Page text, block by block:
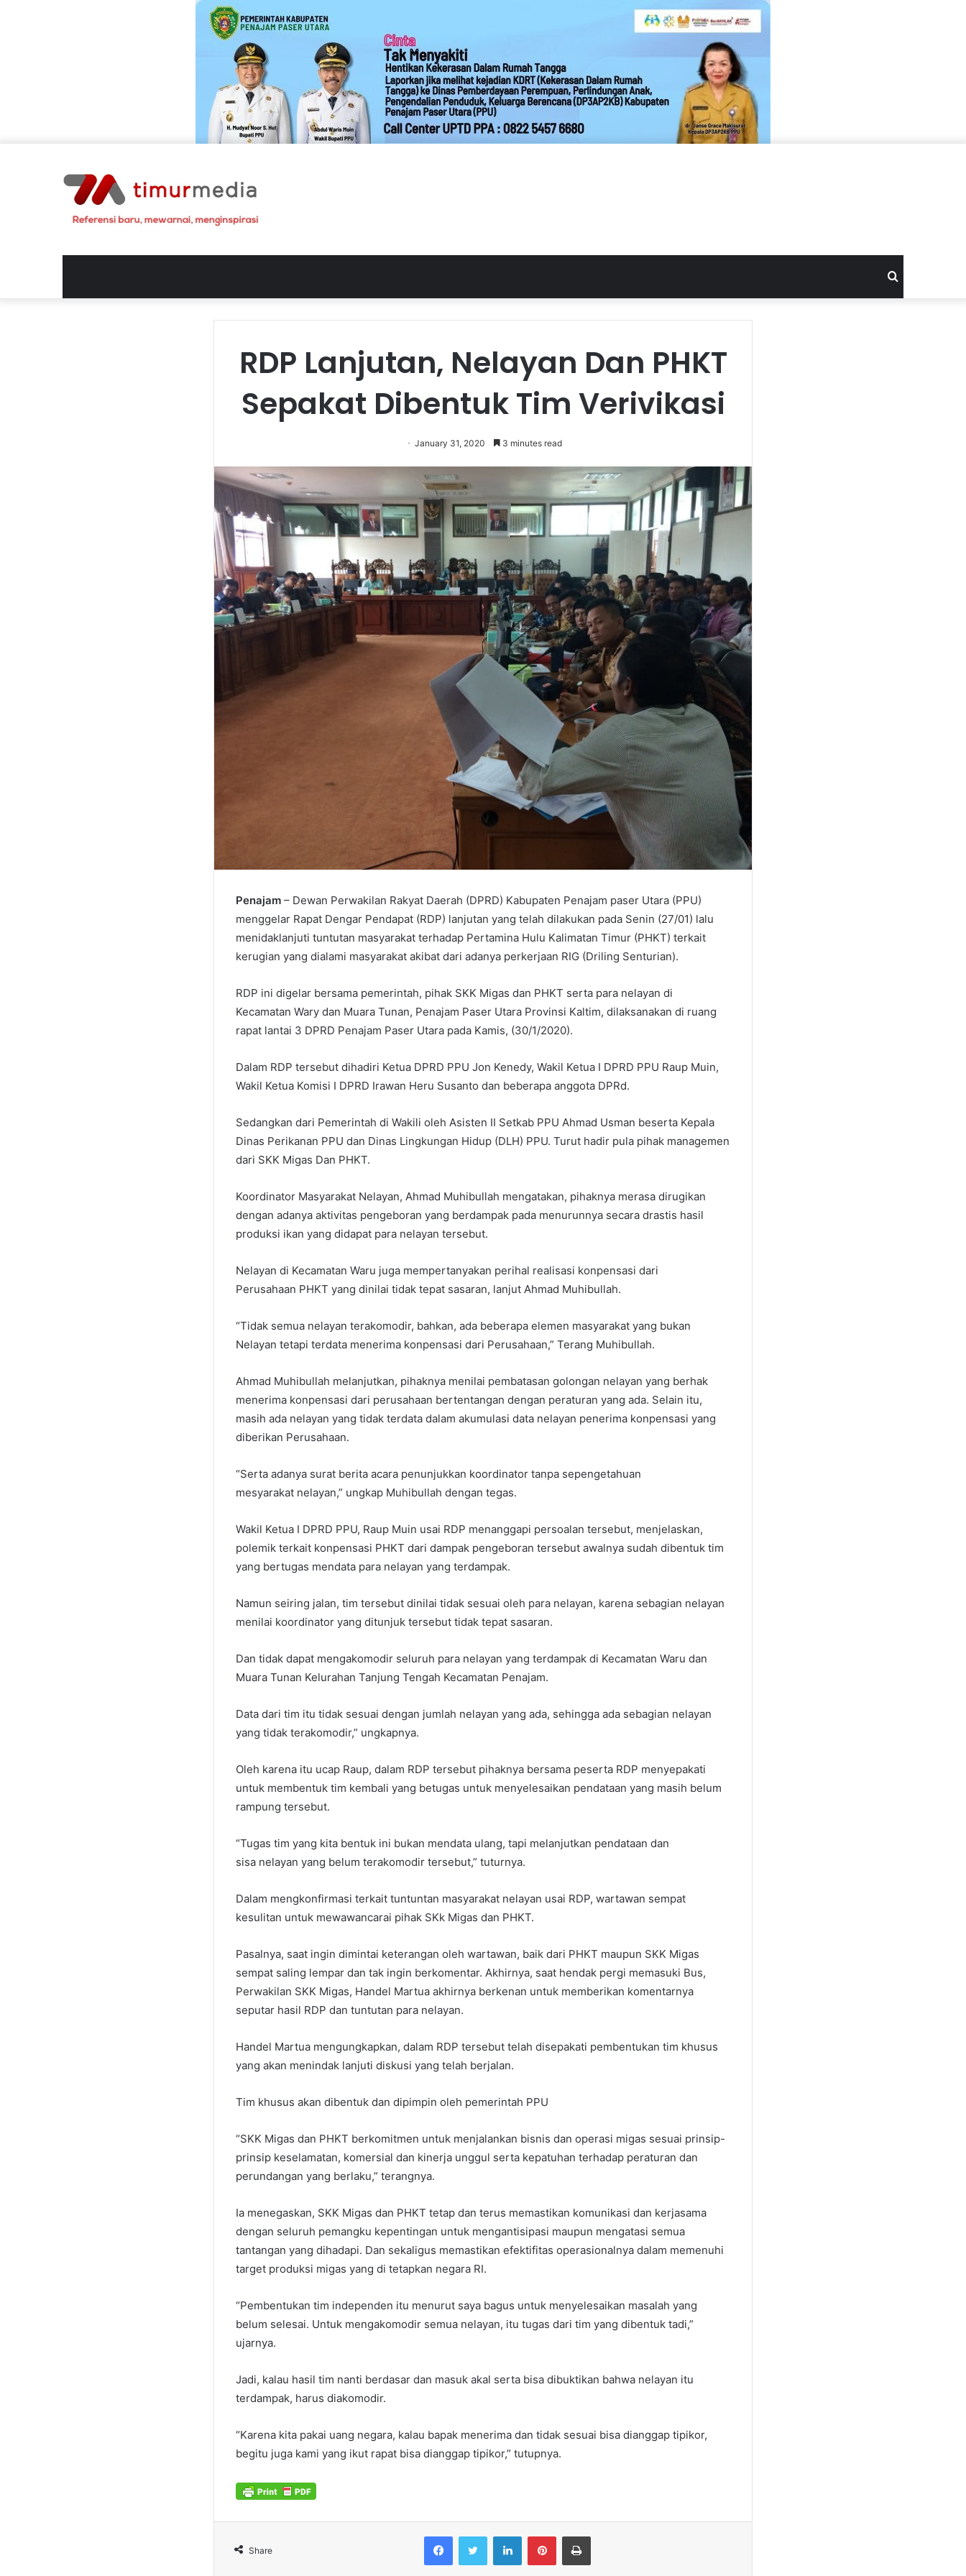
RDP Lanjutan, Nelayan Dan PHKT
Sepakat Dibentuk Tim Verivikasi
January 31, 2020 3 minutes read
Penajam – Dewan Perwakilan Rakyat Daerah (DPRD) Kabupaten Penajam paser Utara (PPU)
menggelar Rapat Dengar Pendapat (RDP) lanjutan yang telah dilakukan pada Senin (27/01) lalu
menidaklanjuti tuntutan masyarakat terhadap Pertamina Hulu Kalimatan Timur (PHKT) terkait
kerugian yang dialami masyarakat akibat dari adanya perkerjaan RIG (Driling Senturian).
RDP ini digelar bersama pemerintah, pihak SKK Migas dan PHKT serta para nelayan di
Kecamatan Wary dan Muara Tunan, Penajam Paser Utara Provinsi Kaltim, dilaksanakan di ruang
rapat lantai 3 DPRD Penajam Paser Utara pada Kamis, (30/1/2020).
Dalam RDP tersebut dihadiri Ketua DPRD PPU Jon Kenedy, Wakil Ketua I DPRD PPU Raup Muin,
Wakil Ketua Komisi I DPRD Irawan Heru Susanto dan beberapa anggota DPRd.
Sedangkan dari Pemerintah di Wakili oleh Asisten II Setkab PPU Ahmad Usman beserta Kepala
Dinas Perikanan PPU dan Dinas Lingkungan Hidup (DLH) PPU. Turut hadir pula pihak managemen
dari SKK Migas Dan PHKT.
Koordinator Masyarakat Nelayan, Ahmad Muhibullah mengatakan, pihaknya merasa dirugikan
dengan adanya aktivitas pengeboran yang berdampak pada menurunnya secara drastis hasil
produksi ikan yang didapat para nelayan tersebut.
Nelayan di Kecamatan Waru juga mempertanyakan perihal realisasi konpensasi dari
Perusahaan PHKT yang dinilai tidak tepat sasaran, lanjut Ahmad Muhibullah.
“Tidak semua nelayan terakomodir, bahkan, ada beberapa elemen masyarakat yang bukan
Nelayan tetapi terdata menerima konpensasi dari Perusahaan,” Terang Muhibullah.
Ahmad Muhibullah melanjutkan, pihaknya menilai pembatasan golongan nelayan yang berhak
menerima konpensasi dari perusahaan bertentangan dengan peraturan yang ada. Selain itu,
masih ada nelayan yang tidak terdata dalam akumulasi data nelayan penerima konpensasi yang
diberikan Perusahaan.
“Serta adanya surat berita acara penunjukkan koordinator tanpa sepengetahuan
mesyarakat nelayan,” ungkap Muhibullah dengan tegas.
Wakil Ketua I DPRD PPU, Raup Muin usai RDP menanggapi persoalan tersebut, menjelaskan,
polemik terkait konpensasi PHKT dari dampak pengeboran tersebut awalnya sudah dibentuk tim
yang bertugas mendata para nelayan yang terdampak.
Namun seiring jalan, tim tersebut dinilai tidak sesuai oleh para nelayan, karena sebagian nelayan
menilai koordinator yang ditunjuk tersebut tidak tepat sasaran.
Dan tidak dapat mengakomodir seluruh para nelayan yang terdampak di Kecamatan Waru dan
Muara Tunan Kelurahan Tanjung Tengah Kecamatan Penajam.
Data dari tim itu tidak sesuai dengan jumlah nelayan yang ada, sehingga ada sebagian nelayan
yang tidak terakomodir,” ungkapnya.
Oleh karena itu ucap Raup, dalam RDP tersebut pihaknya bersama peserta RDP menyepakati
untuk membentuk tim kembali yang betugas untuk menyelesaikan pendataan yang masih belum
rampung tersebut.
“Tugas tim yang kita bentuk ini bukan mendata ulang, tapi melanjutkan pendataan dan
sisa nelayan yang belum terakomodir tersebut,” tuturnya.
Dalam mengkonfirmasi terkait tuntuntan masyarakat nelayan usai RDP, wartawan sempat
kesulitan untuk mewawancarai pihak SKk Migas dan PHKT.
Pasalnya, saat ingin dimintai keterangan oleh wartawan, baik dari PHKT maupun SKK Migas
sempat saling lempar dan tak ingin berkomentar. Akhirnya, saat hendak pergi memasuki Bus,
Perwakilan SKK Migas, Handel Martua akhirnya berkenan untuk memberikan komentarnya
seputar hasil RDP dan tuntutan para nelayan.
Handel Martua mengungkapkan, dalam RDP tersebut telah disepakati pembentukan tim khusus
yang akan menindak lanjuti diskusi yang telah berjalan.
Tim khusus akan dibentuk dan dipimpin oleh pemerintah PPU
“SKK Migas dan PHKT berkomitmen untuk menjalankan bisnis dan operasi migas sesuai prinsip-
prinsip keselamatan, komersial dan kinerja unggul serta kepatuhan terhadap peraturan dan
perundangan yang berlaku,” terangnya.
Ia menegaskan, SKK Migas dan PHKT tetap dan terus memastikan komunikasi dan kerjasama
dengan seluruh pemangku kepentingan untuk mengantisipasi maupun mengatasi semua
tantangan yang dihadapi. Dan sekaligus memastikan efektifitas operasionalnya dalam memenuhi
target produksi migas yang di tetapkan negara RI.
“Pembentukan tim independen itu menurut saya bagus untuk menyelesaikan masalah yang
belum selesai. Untuk mengakomodir semua nelayan, itu tugas dari tim yang dibentuk tadi,”
ujarnya.
Jadi, kalau hasil tim nanti berdasar dan masuk akal serta bisa dibuktikan bahwa nelayan itu
terdampak, harus diakomodir.
“Karena kita pakai uang negara, kalau bapak menerima dan tidak sesuai bisa dianggap tipikor,
begitu juga kami yang ikut rapat bisa dianggap tipikor,” tutupnya.
Share
FacebookTwitter LinkedInPinterestPrint